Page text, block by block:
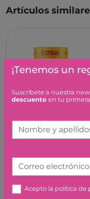
Artículos
¡Tenemos un
Suscríbete a nuestra
descuento en tu
Nombre y
Correo electrónico
Acepto la política de